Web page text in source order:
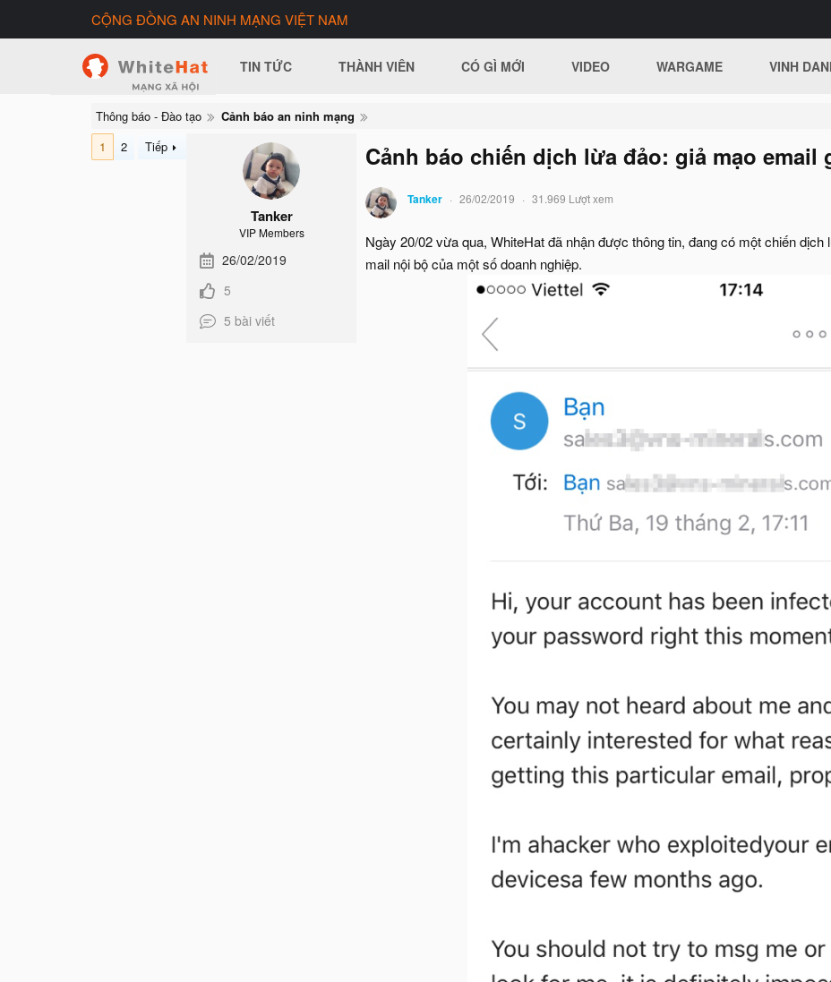
CỘNG ĐỒNG AN NINH MẠNG VIỆT NAM
TIN TỨC THÀNH VIÊN CÓ GÌ MỚI VIDEO WARGAME VINH
Thông báo - Đào tạo
Cảnh báo an ninh mạng
1
2 Tiếp
Tanker
VIP Members
26/02/2019
5
5 bài viết
Cảnh báo chiến dịch lừa đảo: giả mạo
Tanker 26/02/2019 31.969 Lượt xem
Ngày 20/02 vừa qua, WhiteHat đã nhận được thông tin, đang có một chiến
mail nội bộ của một số doanh nghiệp.